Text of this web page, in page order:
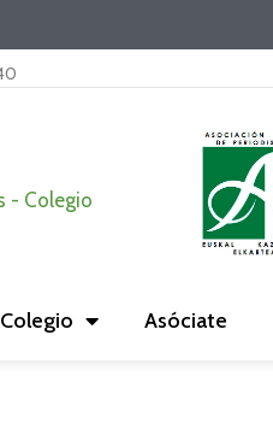
- Colegio
Colegio Asóciate